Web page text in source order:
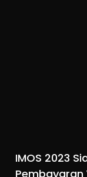
IMOS 2023
Pembayaran